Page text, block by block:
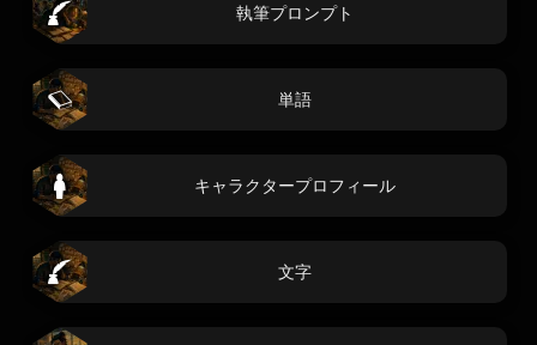
執筆プロンプト
単語
キャラクタープロフィール
文字